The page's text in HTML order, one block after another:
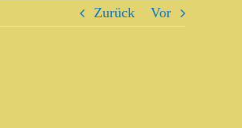
Zurück Vor